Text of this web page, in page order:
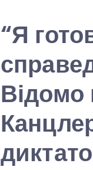
“Я
Відомо